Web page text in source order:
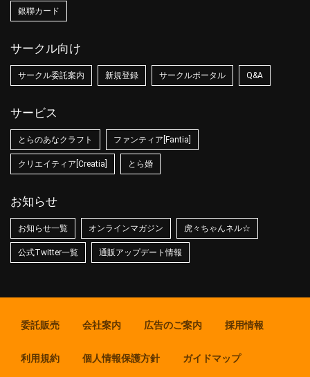
銀聯カード
サークル向け
サークル委託案内 新規登録 サークルポータル Q&A
サービス
とらのあなクラフト ファンティア[Fantia]
クリエイティア[Creatia] とら婚
お知らせ
お知らせ一覧 オンラインマガジン 虎々ちゃんネル☆
公式Twitter一覧 通販アップデート情報
委託販売 会社案内 広告のご案内 採用情報
利用規約 個人情報保護方針 ガイドマップ